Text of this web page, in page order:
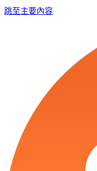
跳至主要內容